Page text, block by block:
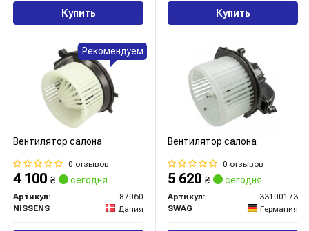
Купить Купить
Вентилятор салона
0 отзывов
4 100 ₴ сегодня
Артикул:
87060
NISSENS
Дания
Рекомендуем
Вентилятор салона
0 отзывов
5 620 ₴ сегодня
Артикул:
33100173
SWAG
Германия